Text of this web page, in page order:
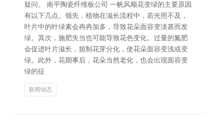
疑问。 南平陶瓷纤维板公司 一帆风顺花变绿的主要原因
有以下几点。领先，植物在滋长流程中，若光照不及，
叶片中的叶绿素会冉冉加多，导致花朵面容变淡甚而发
绿。其次，施肥失当也可能导致花色变化。过量的氮肥
会促进叶片滋长，扼制花芽分化，使花朵面容变浅或变
绿。此外，花期事后，花朵当然老化，也会出现面容变
绿的征
新闻动态